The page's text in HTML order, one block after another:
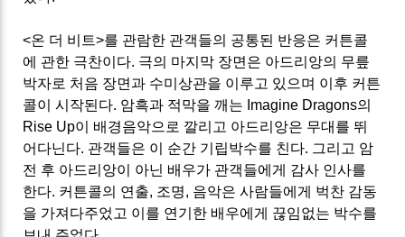
<온 더 비트>를 관람한 관객들의 공통된 반응은 커튼콜
에 관한 극찬이다. 극의 마지막 장면은 아드리앙의 무릎
박자로 처음 장면과 수미상관을 이루고 있으며 이후 커튼
콜이 시작된다. 암흑과 적막을 깨는 Imagine Dragons의
Rise Up이 배경음악으로 깔리고 아드리앙은 무대를 뛰
어다닌다. 관객들은 이 순간 기립박수를 친다. 그리고 암
전 후 아드리앙이 아닌 배우가 관객들에게 감사 인사를
한다. 커튼콜의 연출, 조명, 음악은 사람들에게 벅찬 감동
을 가져다주었고 이를 연기한 배우에게 끊임없는 박수를